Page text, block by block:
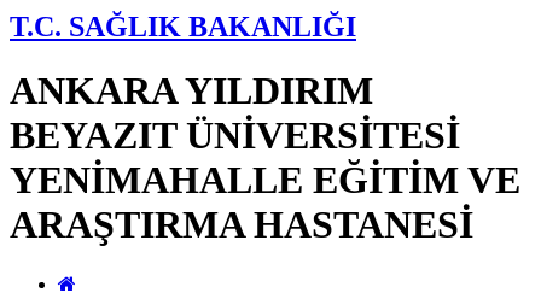
T.C. SAĞLIK BAKANLIĞI
ANKARA YILDIRIM
BEYAZIT ÜNİVERSİTESİ
YENİMAHALLE EĞİTİM VE
ARAŞTIRMA HASTANESİ